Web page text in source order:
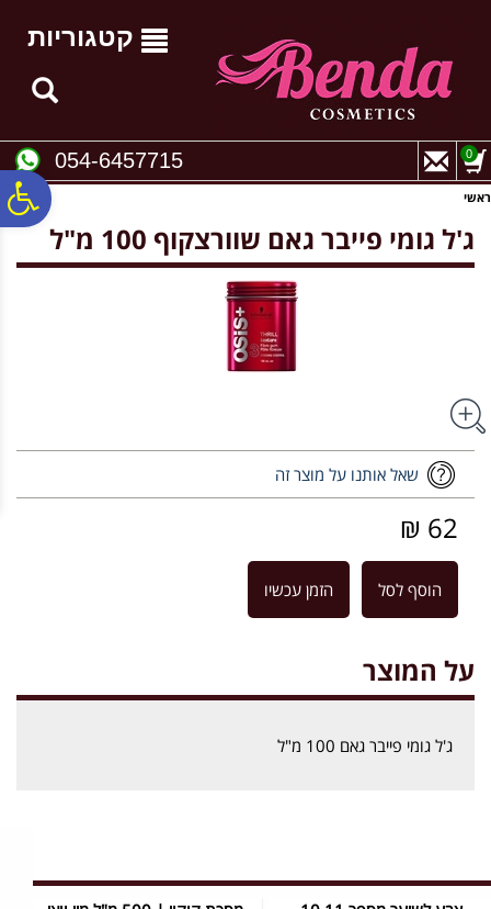
נגישות
קטגוריות
054-6457715 0
ראשי
ג'ל גומי פייבר גאם שוורצקוף 100 מ"ל
שאל אותנו על מוצר זה
62 ₪
הוסף לסל הזמן עכשיו
על המוצר
ג'ל גומי פייבר גאם 100 מ"ל